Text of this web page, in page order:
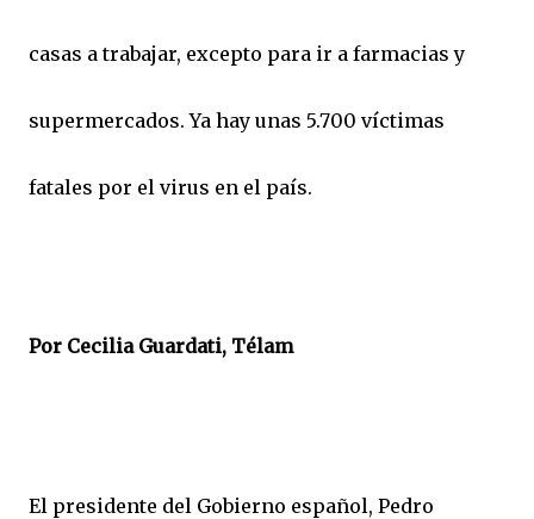
casas a trabajar, excepto para ir a farmacias y
supermercados. Ya hay unas 5.700 víctimas
fatales por el virus en el país.
Por Cecilia Guardati, Télam
El presidente del Gobierno español, Pedro